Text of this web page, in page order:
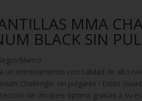
MMA
BLACK SIN
blanco
un entrenamiento con calidad de alto
Challenger sin pulgares ! Estos
de choques óptima gracias a su